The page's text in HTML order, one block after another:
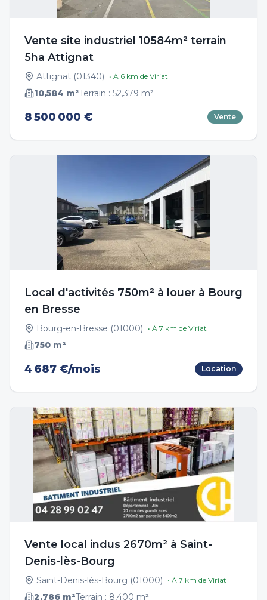
Vente site industriel 10584m² terrain
5ha Attignat
Attignat (01340) • À 6 km de Viriat
10,584 m²Terrain : 52,379 m²
8 500 000 € Vente
Local d'activités 750m² à louer à Bourg
en Bresse
Bourg-en-Bresse (01000) • À 7 km de Viriat
750 m²
4 687 €/mois Location
Vente local indus 2670m² à Saint-
Denis-lès-Bourg
Saint-Denis-lès-Bourg (01000) • À 7 km de Viriat
2,786 m²Terrain : 8,400 m²